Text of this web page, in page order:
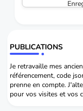
PUBLICATIONS
Je retravaille mes
référencement, code
prenne en compte.
pour vos visites et vos